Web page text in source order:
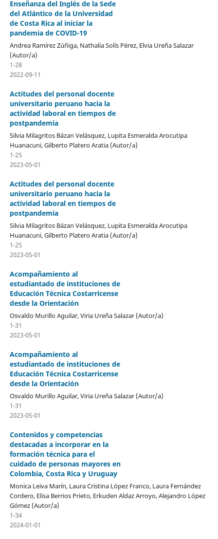
Enseñanza del Inglés de la Sede
del Atlántico de la Universidad
de Costa Rica al iniciar la
pandemia de COVID-19
Andrea Ramírez Zúñiga, Nathalia Solís Pérez, Elvia Ureña Salazar
(Autor/a)
1-28
2022-09-11
Actitudes del personal docente
universitario peruano hacia la
actividad laboral en tiempos de
postpandemia
Silvia Milagritos Bázan Velásquez, Lupita Esmeralda Arocutipa
Huanacuni, Gilberto Platero Aratia (Autor/a)
1-25
2023-05-01
Actitudes del personal docente
universitario peruano hacia la
actividad laboral en tiempos de
postpandemia
Silvia Milagritos Bázan Velásquez, Lupita Esmeralda Arocutipa
Huanacuni, Gilberto Platero Aratia (Autor/a)
1-25
2023-05-01
Acompañamiento al
estudiantado de instituciones de
Educación Técnica Costarricense
desde la Orientación
Osvaldo Murillo Aguilar, Viria Ureña Salazar (Autor/a)
1-31
2023-05-01
Acompañamiento al
estudiantado de instituciones de
Educación Técnica Costarricense
desde la Orientación
Osvaldo Murillo Aguilar, Viria Ureña Salazar (Autor/a)
1-31
2023-05-01
Contenidos y competencias
destacadas a incorporar en la
formación técnica para el
cuidado de personas mayores en
Colombia, Costa Rica y Uruguay
Monica Leiva Marín, Laura Cristina López Franco, Laura Fernández
Cordero, Elisa Berrios Prieto, Erkuden Aldaz Arroyo, Alejandro López
Gómez (Autor/a)
1-34
2024-01-01